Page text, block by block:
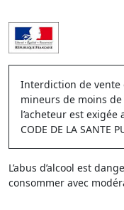
Interdiction de vente
mineurs de moins
l’acheteur est
CODE DE LA SANTE
L’abus d’alcool est
consommer avec